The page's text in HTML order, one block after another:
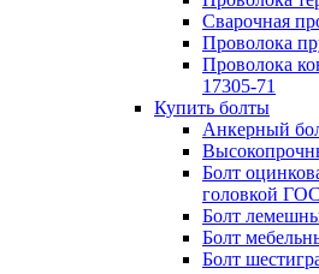
Сварочная
Проволока
Проволока
17305-71
Купить болты
Анкерный
Болт
головкой
Болт
Болт
Болт